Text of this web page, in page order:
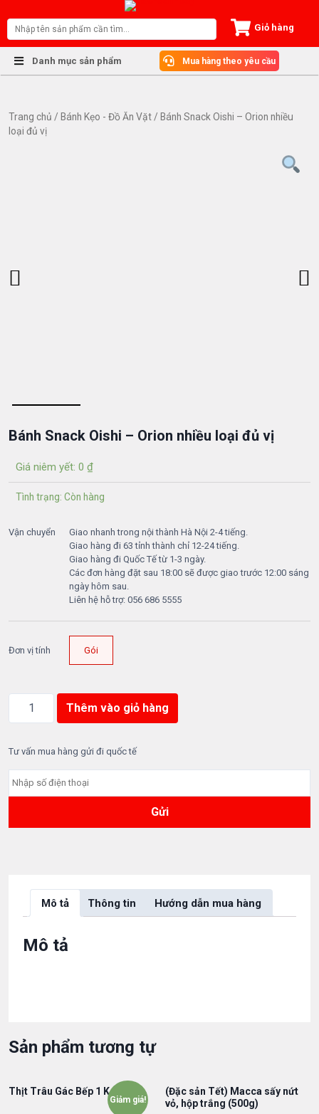
Giỏ hàng
Danh mục sản phẩm Mua hàng theo yêu cầu
Trang chủ / Bánh Kẹo - Đồ Ăn Vặt / Bánh Snack Oishi – Orion nhiều
loại đủ vị
Bánh Snack Oishi – Orion nhiều loại đủ vị
Giá niêm yết: 0 ₫
Tình trạng: Còn hàng
Vận chuyển
Giao nhanh trong nội thành Hà Nội 2-4 tiếng.
Giao hàng đi 63 tỉnh thành chỉ 12-24 tiếng.
Giao hàng đi Quốc Tế từ 1-3 ngày.
Các đơn hàng đặt sau 18:00 sẽ được giao trước 12:00 sáng
ngày hôm sau.
Liên hệ hỗ trợ: 056 686 5555
Đơn vị tính Gói
h
n
a
k
i
l
Thêm vào giỏ hàng
Tư vấn mua hàng gửi đi quốc tế
Mô tả Thông tin Hướng dẫn mua hàng
Mô tả
Sản phẩm tương tự
Giảm giá!
Thịt Trâu Gác Bếp 1 Kg
(Đặc sản Tết) Macca sấy nứt
vỏ, hộp trắng (500g)